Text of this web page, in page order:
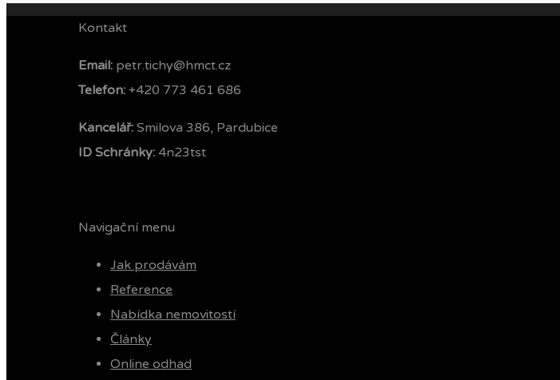
Kontakt
Email: petr.tichy@hmct.cz
Telefon: ‭ +420 773 461 686‬
Kancelář: Smilova 386, Pardubice
ID Schránky: 4n23tst
Navigační menu
Jak prodávám
Reference
Nabídka nemovitostí
Články
Online odhad